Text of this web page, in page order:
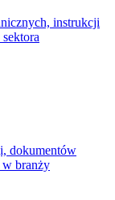
instrukcji
dokumentów
w branży